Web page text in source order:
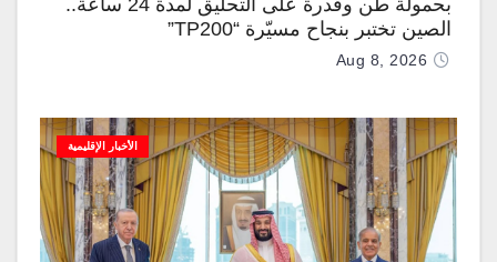
بحمولة طن وقدرة على التحليق لمدة 24 ساعة..
الصين تختبر بنجاح مسيّرة “TP200”
Aug 8, 2026
الأخبار الإقليمية